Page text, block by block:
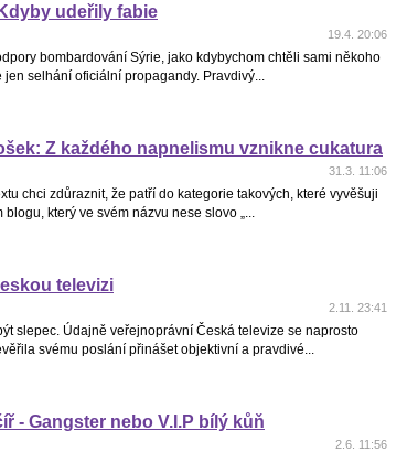
udeřily fabie
19.4. 20:06
bombardování Sýrie, jako kdybychom chtěli sami někoho
jen selhání oficiální propagandy. Pravdivý...
Z každého napnelismu vznikne cukatura
31.3. 11:06
chci zdůraznit, že patří do kategorie takových, které vyvěšuji
který ve svém názvu nese slovo „...
televizi
2.11. 23:41
slepec. Údajně veřejnoprávní Česká televize se naprosto
svému poslání přinášet objektivní a pravdivé...
- Gangster nebo V.I.P bílý kůň
2.6. 11:56